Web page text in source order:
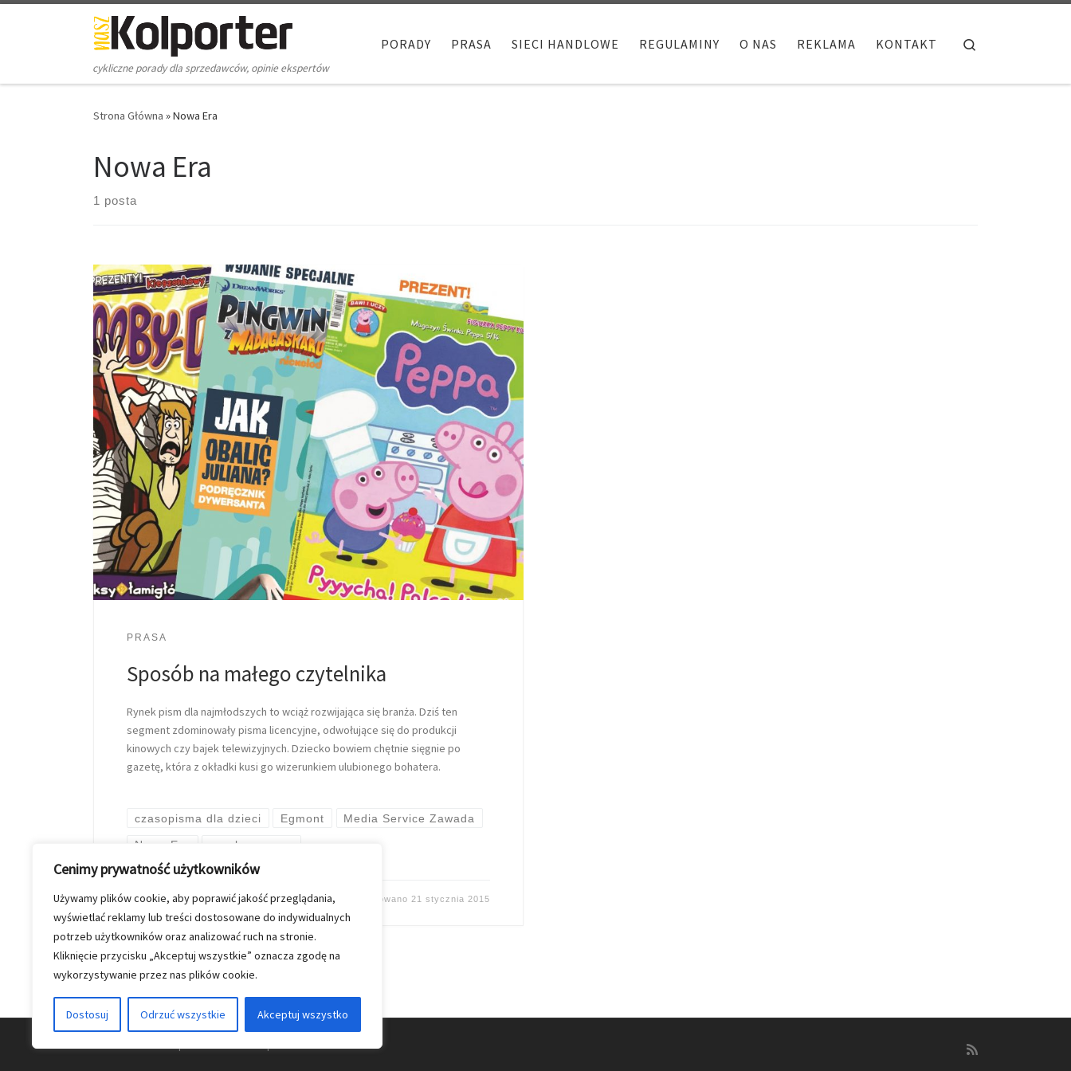
Cenimy prywatność użytkowników
Używamy plików cookie, aby poprawić jakość przeglądania,
wyświetlać reklamy lub treści dostosowane do indywidualnych
potrzeb użytkowników oraz analizować ruch na stronie.
Kliknięcie przycisku „Akceptuj wszystkie” oznacza zgodę na
wykorzystywanie przez nas plików cookie.
Dostosuj Odrzuć wszystkie Akceptuj wszystko
Skip to content
cykliczne porady dla sprzedawców, opinie ekspertów
PORADY PRASA SIECI HANDLOWE REGULAMINY O NAS REKLAMA KONTAKT
Strona Główna »Nowa Era
Nowa Era
1 posta
PRASA
Sposób na małego czytelnika
Rynek pism dla najmłodszych to wciąż rozwijająca się branża. Dziś ten
segment zdominowały pisma licencyjne, odwołujące się do produkcji
kinowych czy bajek telewizyjnych. Dziecko bowiem chętnie sięgnie po
gazetę, która z okładki kusi go wizerunkiem ulubionego bohatera.
czasopisma dla dzieci Egmont Media Service Zawada
Nowa Era rynek prasowy
przezKinga Szymkiewicz Opublikowano 21 stycznia 2015